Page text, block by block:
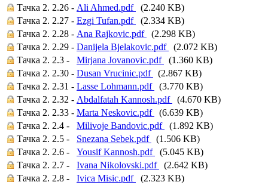
Тачка 2. 2.26 - Ali Ahmed.pdf
(2.240 KB)
Тачка 2. 2.27 - Ezgi Tufan.pdf
(2.334 KB)
Тачка 2. 2.28 - Ana Rajkovic.pdf
(2.298 KB)
Тачка 2. 2.29 - Danijela Bjelakovic.pdf
(2.072 KB)
Тачка 2. 2.3 -
Mirjana Jovanovic.pdf
(1.360 KB)
Тачка 2. 2.30 - Dusan Vrucinic.pdf
(2.867 KB)
Тачка 2. 2.31 - Lasse Lohmann.pdf
(3.770 KB)
Тачка 2. 2.32 - Abdalfatah Kannosh.pdf
(4.670 KB)
Тачка 2. 2.33 - Marta Neskovic.pdf
(6.639 KB)
Тачка 2. 2.4 -
Milivoje Bandovic.pdf
(1.892 KB)
Тачка 2. 2.5 -
Snezana Sebek.pdf
(1.506 KB)
Тачка 2. 2.6 -
Yousif Kannosh.pdf
(5.045 KB)
Тачка 2. 2.7 -
Ivana Nikolovski.pdf
(2.642 KB)
Тачка 2. 2.8 -
Ivica Misic.pdf
(2.323 KB)